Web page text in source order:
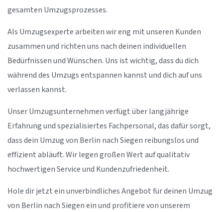
gesamten Umzugsprozesses.
Als Umzugsexperte arbeiten wir eng mit unseren Kunden
zusammen und richten uns nach deinen individuellen
Bedürfnissen und Wünschen. Uns ist wichtig, dass du dich
während des Umzugs entspannen kannst und dich auf uns
verlassen kannst.
Unser Umzugsunternehmen verfügt über langjährige
Erfahrung und spezialisiertes Fachpersonal, das dafür sorgt,
dass dein Umzug von Berlin nach Siegen reibungslos und
effizient abläuft. Wir legen großen Wert auf qualitativ
hochwertigen Service und Kundenzufriedenheit.
Hole dir jetzt ein unverbindliches Angebot für deinen Umzug
von Berlin nach Siegen ein und profitiere von unserem